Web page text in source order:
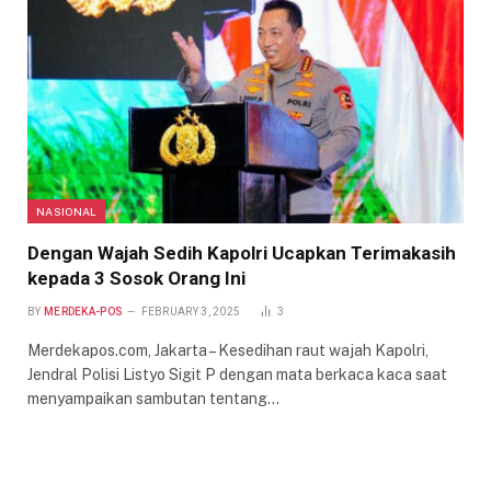
NASIONAL
Dengan Wajah Sedih Kapolri Ucapkan Terimakasih
kepada 3 Sosok Orang Ini
BY MERDEKA-POS FEBRUARY 3, 2025 3
Merdekapos.com, Jakarta – Kesedihan raut wajah Kapolri,
Jendral Polisi Listyo Sigit P dengan mata berkaca kaca saat
menyampaikan sambutan tentang…